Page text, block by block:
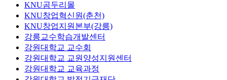
KNU곰두리몰
KNU창업혁신원(춘천)
KNU창업지원본부(강릉)
강릉교수학습개발센터
강원대학교 교수회
강원대학교 교원양성지원센터
강원대학교 교육과정